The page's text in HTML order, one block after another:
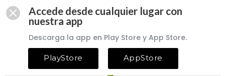
Accede desde cualquier lugar con
nuestra app
Descarga la app en Play Store y App Store.
PlayStore AppStore